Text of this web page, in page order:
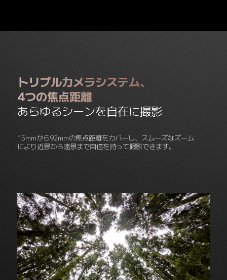
トリプルカメラシステム、
4つの焦点距離
あらゆるシーンを自在に撮影
15mmから92mmの焦点距離をカバーし、スムーズなズーム
により近景から遠景まで自信を持って撮影できます。